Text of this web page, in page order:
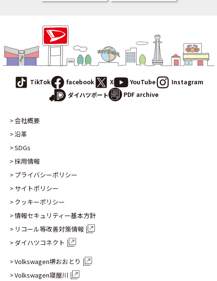
TikTok facebook X YouTube
Instagram
ダイハツポート
PDF archive
会社概要
沿革
SDGs
採用情報
プライバシーポリシー
サイトポリシー
クッキーポリシー
情報セキュリティー基本方針
リコール等改善対策情報
ダイハツコネクト
Volkswagen堺おおとり
Volkswagen寝屋川